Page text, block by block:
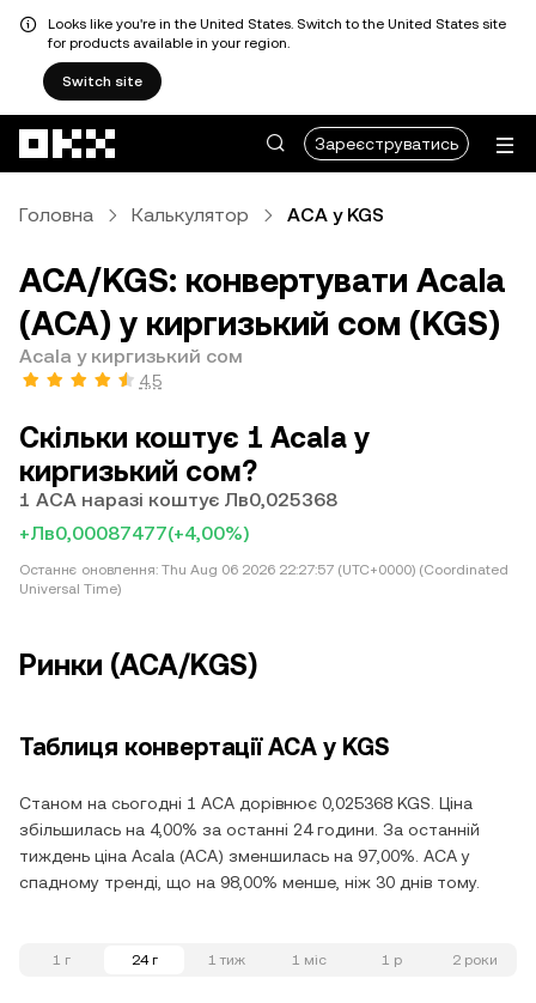
Looks like you're in the United States. Switch to the United States site
for products available in your region.
Switch site
Зареєструватись
Головна Калькулятор ACA у KGS
ACA/KGS: конвертувати Acala
(ACA) у киргизький сом (KGS)
Acala у киргизький сом
4,5
Скільки коштує 1 Acala у
киргизький сом?
1 ACA наразі коштує Лв0,025368
+Лв0,00087477(+4,00%)
Останнє оновлення: Thu Aug 06 2026 22:27:57 (UTC+0000) (Coordinated
Universal Time)
Ринки (ACA/KGS)
Таблиця конвертації ACA у KGS
Станом на сьогодні 1 ACA дорівнює 0,025368 KGS. Ціна
збільшилась на 4,00% за останні 24 години. За останній
тиждень ціна Acala (ACA) зменшилась на 97,00%. ACA у
спадному тренді, що на 98,00% менше, ніж 30 днів тому.
1 г 24 г 1 тиж 1 міс 1 р 2 роки